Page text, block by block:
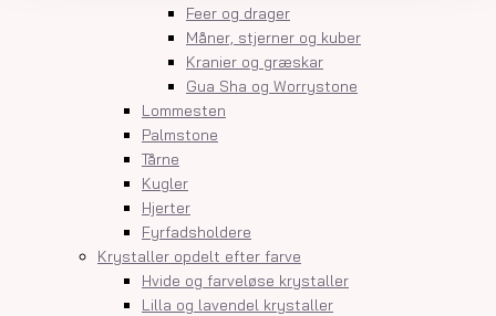
Feer og drager
Måner, stjerner og kuber
Kranier og græskar
Gua Sha og Worrystone
Lommesten
Palmstone
Tårne
Kugler
Hjerter
Fyrfadsholdere
Krystaller opdelt efter farve
Hvide og farveløse krystaller
Lilla og lavendel krystaller